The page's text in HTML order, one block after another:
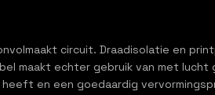
circuit. Draadisolatie en
maakt echter gebruik van met
en een goedaardig